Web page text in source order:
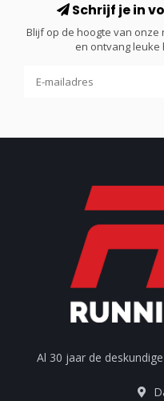
Schrijf je in
Blijf op de hoogte van
en ontvang
Al 30 jaar de